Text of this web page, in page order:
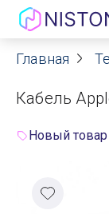
Акции
О нас
Главная
Кабель
Новый товар